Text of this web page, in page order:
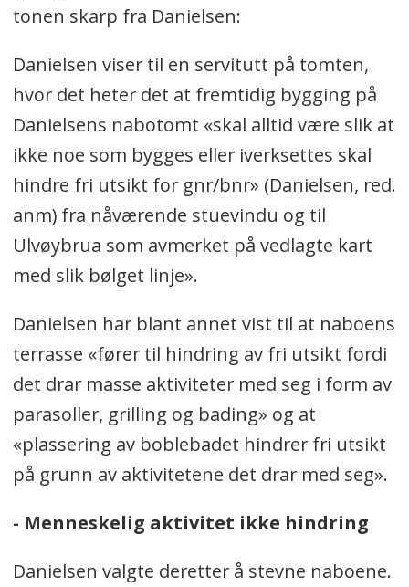
tonen skarp fra Danielsen:
Danielsen viser til en servitutt på tomten,
hvor det heter det at fremtidig bygging på
Danielsens nabotomt «skal alltid være slik at
ikke noe som bygges eller iverksettes skal
hindre fri utsikt for gnr/bnr» (Danielsen, red.
anm) fra nåværende stuevindu og til
Ulvøybrua som avmerket på vedlagte kart
med slik bølget linje».
Danielsen har blant annet vist til at naboens
terrasse «fører til hindring av fri utsikt fordi
det drar masse aktiviteter med seg i form av
parasoller, grilling og bading» og at
«plassering av boblebadet hindrer fri utsikt
på grunn av aktivitetene det drar med seg».
- Menneskelig aktivitet ikke hindring
Danielsen valgte deretter å stevne naboene.